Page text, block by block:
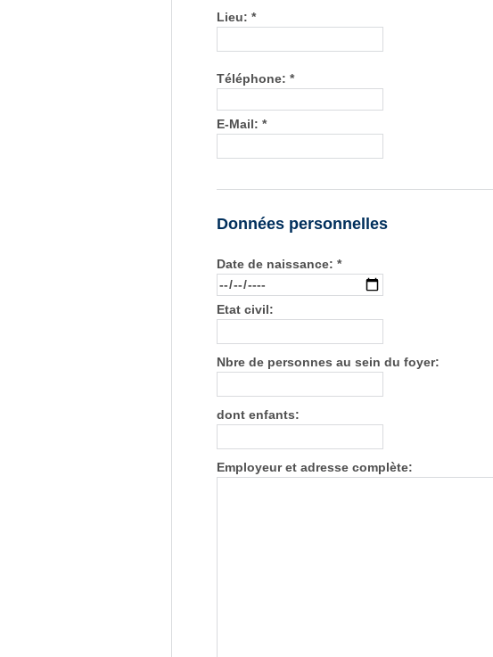
Lieu: *
Téléphone: *
E-Mail: *
Données personnelles
Date de naissance: *
Etat civil:
Nbre de personnes au sein du foyer:
dont enfants:
Employeur et adresse complète: